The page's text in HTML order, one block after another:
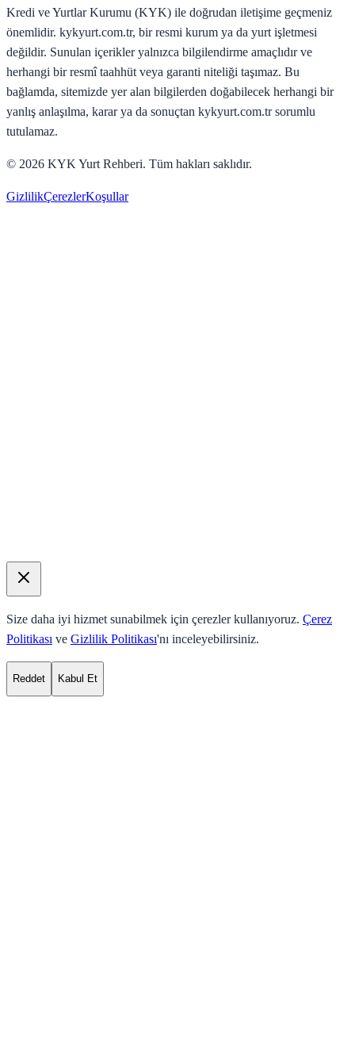
Kredi ve Yurtlar Kurumu (KYK) ile doğrudan iletişime geçmeniz
önemlidir. kykyurt.com.tr, bir resmi kurum ya da yurt işletmesi
değildir. Sunulan içerikler yalnızca bilgilendirme amaçlıdır ve
herhangi bir resmî taahhüt veya garanti niteliği taşımaz. Bu
bağlamda, sitemizde yer alan bilgilerden doğabilecek herhangi bir
yanlış anlaşılma, karar ya da sonuçtan kykyurt.com.tr sorumlu
tutulamaz.
© 2026 KYK Yurt Rehberi. Tüm hakları saklıdır.
GizlilikÇerezlerKoşullar
Size daha iyi hizmet sunabilmek için çerezler kullanıyoruz. Çerez
Politikası ve Gizlilik Politikası'nı inceleyebilirsiniz.
Reddet Kabul Et